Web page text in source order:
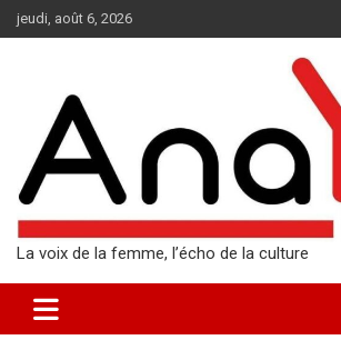
Aller
au
jeudi, août 6, 2026
La voix de la femme, l’écho de la culture